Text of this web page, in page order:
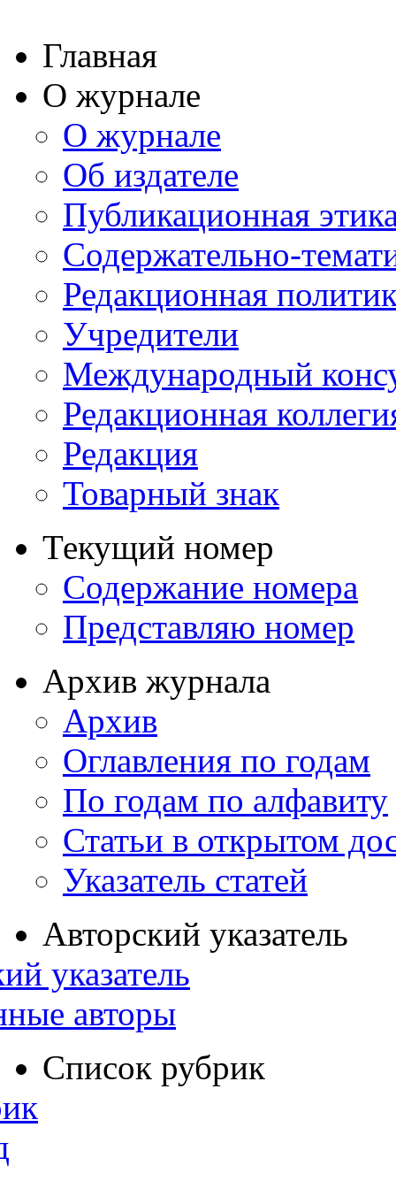
Главная
О журнале
О журнале
Об издателе
Публикационная
Содержательно-
Редакционная
Учредители
Международный
Редакционная
Редакция
Товарный знак
Текущий номер
Содержание номера
Представляю номер
Архив журнала
Архив
Оглавления по годам
По годам по алфавиту
Статьи в открытом
Указатель статей
Авторский указатель
указатель
авторы
Список рубрик